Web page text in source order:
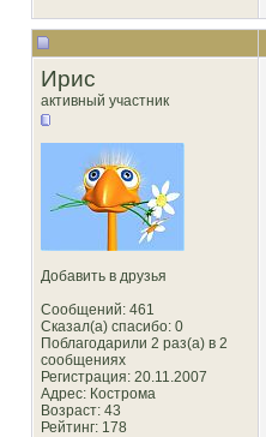
Ирис
активный участник
Добавить в друзья
Сообщений: 461
Сказал(а) спасибо: 0
Поблагодарили 2 раз(а) в 2
сообщениях
Регистрация: 20.11.2007
Адрес: Кострома
Возраст: 43
Рейтинг: 178